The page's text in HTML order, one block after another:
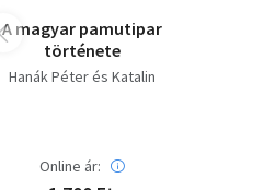
A magyar pamutipar
története
Hanák Péter és Katalin
Online ár: